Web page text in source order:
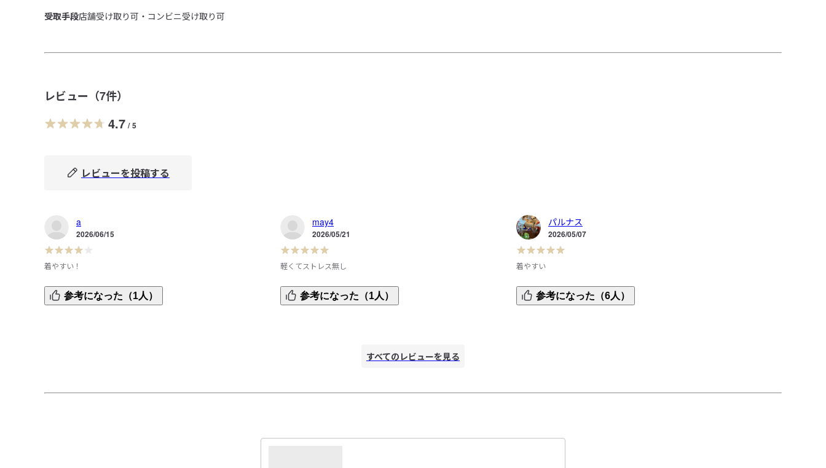
受取手段店舗受け取り可・コンビニ受け取り可
レビュー（7件）
4.7 / 5
レビューを投稿する
a
2026/06/15
着やすい！
主人に頼まれたので代弁すると、袖の部分がマジックテープ
になっているのが苦手なので、こちらは生地感といい好みで
参考になった（1人）
may4
2026/05/21
軽くてストレス無し
レディースのタイプよりメンズタイプの方が良かったのです
が、店頭サイズ取り扱いなしだったので、オンラインショッ
参考になった（1人）
パルナス
2026/05/07
着やすい
よく似たパーカーは見かけますが、こちらは試着した時の着
心地やシルエットがすっきりしていて、スタイリッシュに感
参考になった（6人）
すべてのレビューを見る